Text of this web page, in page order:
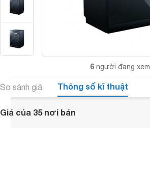
6 người đang xem
So sánh giá Thông số kĩ thuật
Giá của 35 nơi bán